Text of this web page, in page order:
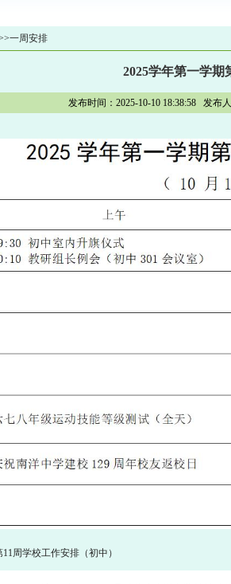
一周安排
2025学年第一学期
发布时间：2025-10-10 18:38:58 发
周学校工作安排（初中）